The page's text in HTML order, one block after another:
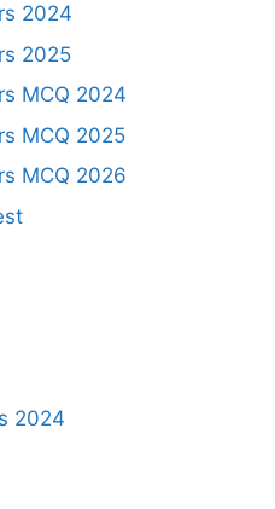
2024
2025
MCQ 2024
MCQ 2025
MCQ 2026
2024